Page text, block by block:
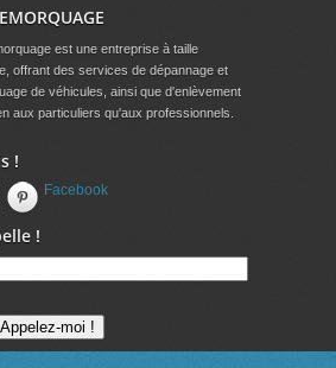
est une entreprise à taille
offrant des services de dépannage et
de véhicules, ainsi que d'enlèvement
aux particuliers qu'aux professionnels.
!
Facebook
!